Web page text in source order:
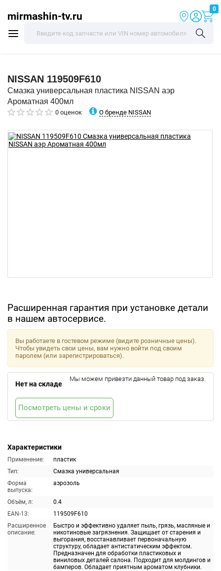
mirmashin-tv.ru
0
NISSAN 119509F610
Смазка универсальная пластика NISSAN аэр
Ароматная 400мл
0 оценок О бренде NISSAN
Расширенная гарантия при установке детали
в нашем автосервисе.
Характеристики
Применение:
пластик
Тип:
Смазка универсальная
Форма
выпуска:
аэрозоль
Объём, л:
0.4
EAN-13:
119509F610
Расширенное
описание:
Быстро и эффективно удаляет пыль, грязь, масляные и
никотиновые загрязнения. Защищает от старения и
выгорания, восстанавливает первоначальную
структуру, обладает антистатическим эффектом.
Предназначен для обработки пластиковых и
виниловых деталей салона. Подходит для молдингов и
бамперов. Обладает приятным ароматом клубники.
Вы работаете в гостевом режиме (видите розничные цены).
Чтобы увидеть свои цены, вам нужно войти под своим
паролем (или зарегистрироваться).
Нет на складе
Мы можем привезти данный товар под заказ.
Посмотреть цены и сроки